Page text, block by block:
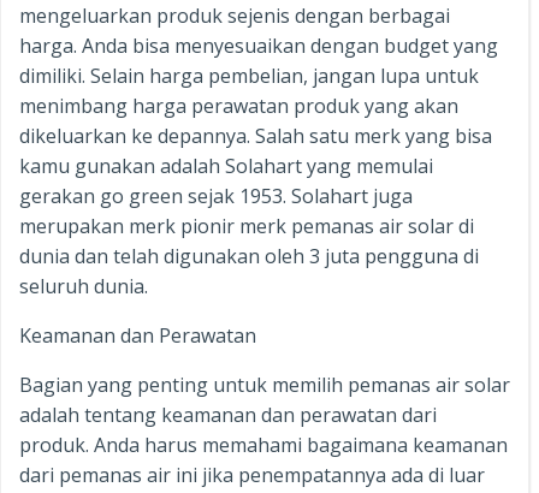
mengeluarkan produk sejenis dengan berbagai
harga. Anda bisa menyesuaikan dengan budget yang
dimiliki. Selain harga pembelian, jangan lupa untuk
menimbang harga perawatan produk yang akan
dikeluarkan ke depannya. Salah satu merk yang bisa
kamu gunakan adalah Solahart yang memulai
gerakan go green sejak 1953. Solahart juga
merupakan merk pionir merk pemanas air solar di
dunia dan telah digunakan oleh 3 juta pengguna di
seluruh dunia.
Keamanan dan Perawatan
Bagian yang penting untuk memilih pemanas air solar
adalah tentang keamanan dan perawatan dari
produk. Anda harus memahami bagaimana keamanan
dari pemanas air ini jika penempatannya ada di luar